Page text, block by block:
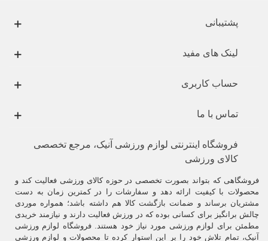
پشتیبانی
لینک های مفید
حساب کاربری
تماس با ما
فروشگاه اینترنتی لوازم ورزشی آنیک، مرجع تخصصی
کالای ورزشی
فروشگاهی که بتواند بصورت تخصصی در حوزه کالای ورزشی فعالیت کند و
محصولات با کیفیت ارائه دهد و سفارشات را در کمترین زمان به دست
مشتریان برساند و ضمانت بازگشت کالا هم داشته باشد؛ همواره موردی
چالش برانگیز برای کسانی بوده که در ورزش فعالیت دارند و نیازمند خریدی
مطمئن برای لوازم ورزشی مورد نیاز خود هستند. فروشگاه لوازم ورزشی
آنیک، تمام تلاش خود را بر این استوار کرده تا محصولات و لوازم ورزشی